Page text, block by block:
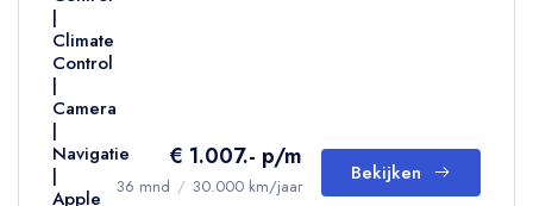
|
Climate
Control
|
Camera
|
Navigatie
|
Apple
€ 1.007.- p/m
36 mnd / 30.000 km/jaar
Bekijken